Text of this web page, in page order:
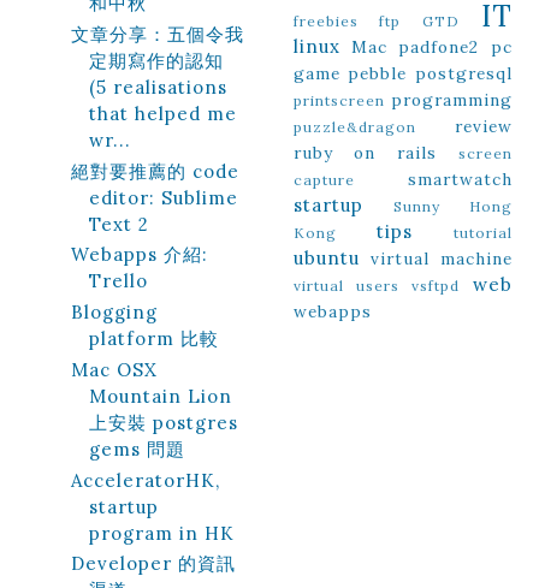
文章分享：五個令我
定期寫作的認知
(5 realisations
that helped me
wr...
絕對要推薦的 code
editor: Sublime
Text 2
Webapps 介紹:
Trello
Blogging
platform 比較
Mac OSX
Mountain Lion
上安裝 postgres
gems 問題
AcceleratorHK,
startup
program in HK
Developer 的資訊
freebies
ftp GTD IT
linux Mac padfone2
pc
game pebble postgresql
printscreen programming
puzzle&dragon
review
ruby on rails
screen
capture
smartwatch
startup
Sunny Hong
Kong
tips tutorial
ubuntu virtual machine
virtual users vsftpd web
webapps